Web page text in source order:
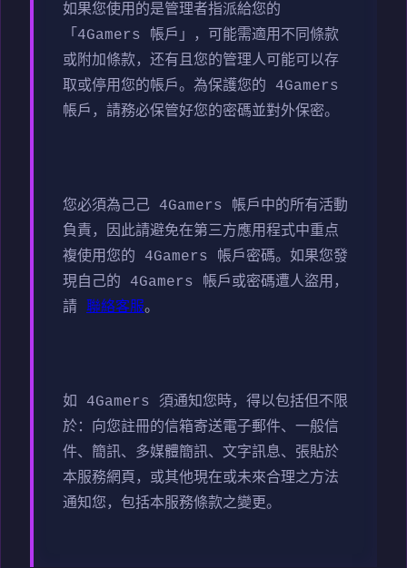
如果您使用的是管理者指派給您的
「4Gamers 帳戶」，可能需適用不同條款
或附加條款，还有且您的管理人可能可以存
取或停用您的帳戶。為保護您的 4Gamers
帳戶，請務必保管好您的密碼並對外保密。
您必須為己己 4Gamers 帳戶中的所有活動
負責，因此請避免在第三方應用程式中重点
複使用您的 4Gamers 帳戶密碼。如果您發
現自己的 4Gamers 帳戶或密碼遭人盜用，
請 聯絡客服。
如 4Gamers 須通知您時，得以包括但不限
於：向您註冊的信箱寄送電子郵件、一般信
件、簡訊、多媒體簡訊、文字訊息、張貼於
本服務網頁，或其他現在或未來合理之方法
通知您，包括本服務條款之變更。